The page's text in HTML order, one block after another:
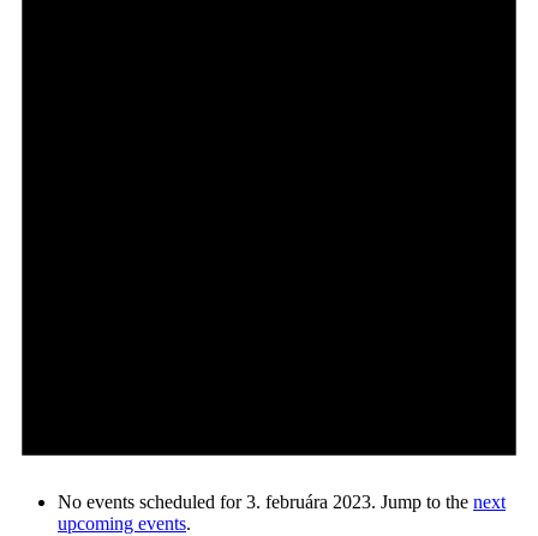
No events scheduled for 3. februára 2023. Jump to the next
upcoming events.